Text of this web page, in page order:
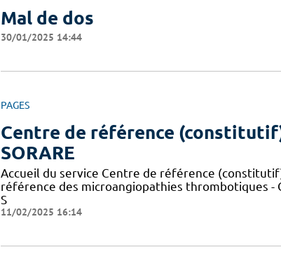
Mal de dos
30/01/2025 14:44
PAGES
Centre de référence
SORARE
Accueil du service Centre de référence
référence des microangiopathies thrombotiques -
S
11/02/2025 16:14